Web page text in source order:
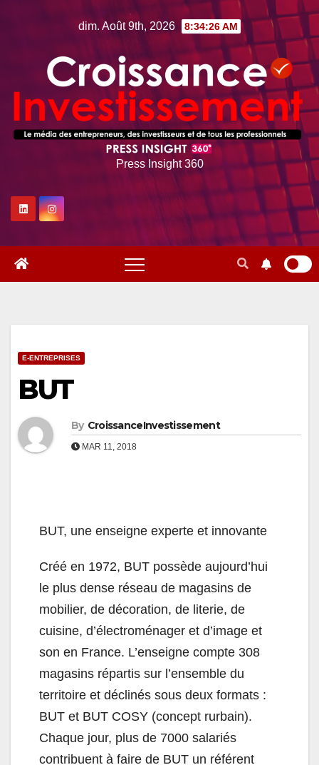
dim. Août 9th, 2026 8:34:27 AM
Press Insight 360
E-ENTREPRISES
BUT
By CroissanceInvestissement
MAR 11, 2018
BUT, une enseigne experte et innovante
Créé en 1972, BUT possède aujourd’hui
le plus dense réseau de magasins de
mobilier, de décoration, de literie, de
cuisine, d’électroménager et d’image et
son en France. L’enseigne compte 308
magasins répartis sur l’ensemble du
territoire et déclinés sous deux formats :
BUT et BUT COSY (concept rurbain).
Chaque jour, plus de 7000 salariés
contribuent à faire de BUT un référent